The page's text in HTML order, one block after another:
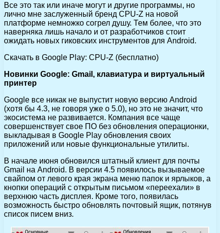
Все это так или иначе могут и другие программы, но
лично мне заслуженный бренд CPU-Z на новой
платформе немножко согрел душу. Тем более, что это
наверняка лишь начало и от разработчиков стоит
ожидать новых гиковских инструментов для Android.
Скачать в Google Play: CPU-Z (бесплатно)
Новинки Google: Gmail, клавиатура и виртуальный
принтер
Google все никак не выпустит новую версию Android
(хотя бы 4.3, не говоря уже о 5.0), но это не значит, что
экосистема не развивается. Компания все чаще
совершенствует свое ПО без обновления операционки,
выкладывая в Google Play обновления своих
приложений или новые функциональные утилиты.
В начале июня обновился штатный клиент для почты
Gmail на Android. В версии 4.5 появилось вызываемое
свайпом от левого края экрана меню папок и ярлыков, а
кнопки операций с открытым письмом «переехали» в
верхнюю часть дисплея. Кроме того, появилась
возможность быстро обновлять почтовый ящик, потянув
список писем вниз.